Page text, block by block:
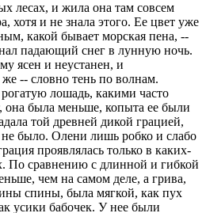
лесах, и жила она там совсем
хотя и не знала этого. Ее цвет уже
какой бывает морская пена, --
падающий снег в лунную ночь.
ясен и неустанен, и
же -- словно тень по волнам.
лошадь, какими часто
она была меньше, копыта ее были
той древней дикой грацией,
не было. Олени лишь робко и слабо
проявлялась только в каких-
По сравнению с длинной и гибкой
чем на самом деле, а грива,
спины, была мягкой, как пух
усики бабочек. У нее были